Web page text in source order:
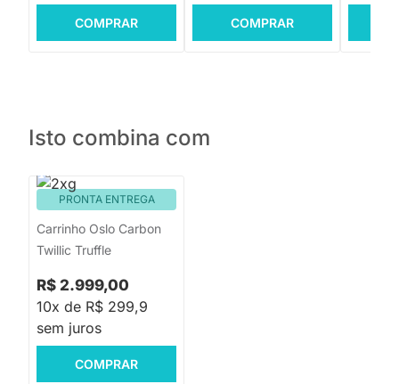
COMPRAR COMPRAR
Isto combina com
PRONTA ENTREGA
Carrinho Oslo Carbon
Twillic Truffle
R$ 2.999,00
10x de R$ 299,9
sem juros
COMPRAR